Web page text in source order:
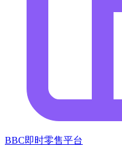
BBC即时零售平台